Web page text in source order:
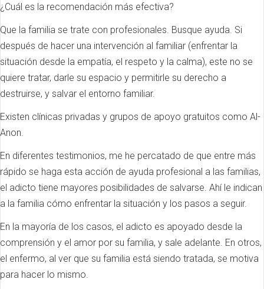
¿Cuál es la recomendación más efectiva?
Que la familia se trate con profesionales. Busque ayuda. Si
después de hacer una intervención al familiar (enfrentar la
situación desde la empatía, el respeto y la calma), este no se
quiere tratar, darle su espacio y permitirle su derecho a
destruirse, y salvar el entorno familiar.
Existen clínicas privadas y grupos de apoyo gratuitos como Al-
Anon.
En diferentes testimonios, me he percatado de que entre más
rápido se haga esta acción de ayuda profesional a las familias,
el adicto tiene mayores posibilidades de salvarse. Ahí le indican
a la familia cómo enfrentar la situación y los pasos a seguir.
En la mayoría de los casos, el adicto es apoyado desde la
comprensión y el amor por su familia, y sale adelante. En otros,
el enfermo, al ver que su familia está siendo tratada, se motiva
para hacer lo mismo.